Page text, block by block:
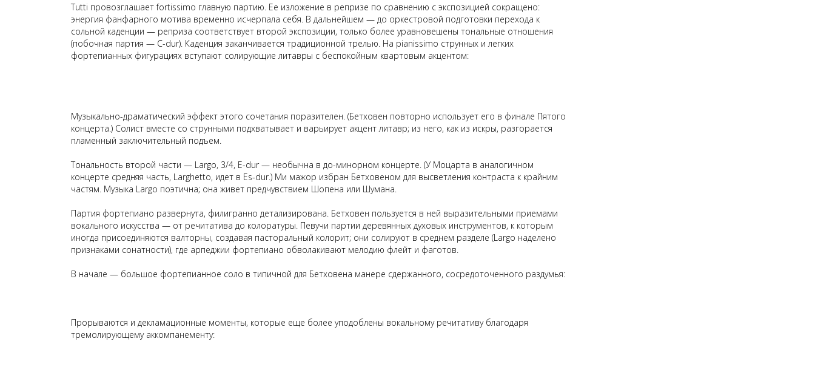
Tutti провозглашает fortissimo главную партию. Ее изложение в репризе по сравнению с экспозицией сокращено:
энергия фанфарного мотива временно исчерпала себя. В дальнейшем — до оркестровой подготовки перехода к
сольной каденции — реприза соответствует второй экспозиции, только более уравновешены тональные отношения
(побочная партия — C-dur). Каденция заканчивается традиционной трелью. На pianissimo струнных и легких
фортепианных фигурациях вступают солирующие литавры с беспокойным квартовым акцентом:
Музыкально-драматический эффект этого сочетания поразителен. (Бетховен повторно использует его в финале Пятого
концерта.) Солист вместе со струнными подхватывает и варьирует акцент литавр; из него, как из искры, разгорается
пламенный заключительный подъем.
Тональность второй части — Largo, 3/4, E-dur — необычна в до-минорном концерте. (У Моцарта в аналогичном
концерте средняя часть, Larghetto, идет в Es-dur.) Ми мажор избран Бетховеном для высветления контраста к крайним
частям. Музыка Largo поэтична; она живет предчувствием Шопена или Шумана.
Партия фортепиано развернута, филигранно детализирована. Бетховен пользуется в ней выразительными приемами
вокального искусства — от речитатива до колоратуры. Певучи партии деревянных духовых инструментов, к которым
иногда присоединяются валторны, создавая пасторальный колорит; они солируют в среднем разделе (Largo наделено
признаками сонатности), где арпеджии фортепиано обволакивают мелодию флейт и фаготов.
В начале — большое фортепианное соло в типичной для Бетховена манере сдержанного, сосредоточенного раздумья:
Прорываются и декламационные моменты, которые еще более уподоблены вокальному речитативу благодаря
тремолирующему аккомпанементу: